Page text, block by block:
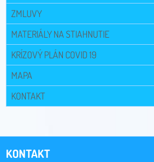
ZMLUVY
MATERIÁLY NA STIAHNUTIE
KRÍZOVÝ PLÁN COVID 19
MAPA
KONTAKT
KONTAKT